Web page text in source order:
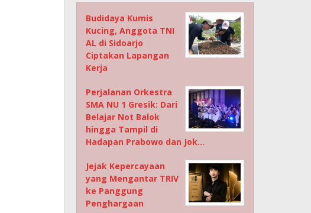
Budidaya Kumis
Kucing, Anggota TNI
AL di Sidoarjo
Ciptakan Lapangan
Kerja
Perjalanan Orkestra
SMA NU 1 Gresik: Dari
Belajar Not Balok
hingga Tampil di
Hadapan Prabowo dan Jok…
Jejak Kepercayaan
yang Mengantar TRIV
ke Panggung
Penghargaan